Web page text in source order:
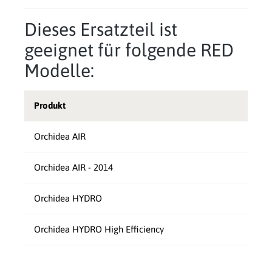
Dieses Ersatzteil ist
geeignet für folgende RED
Modelle:
Produkt
Orchidea AIR
Orchidea AIR - 2014
Orchidea HYDRO
Orchidea HYDRO High Efficiency